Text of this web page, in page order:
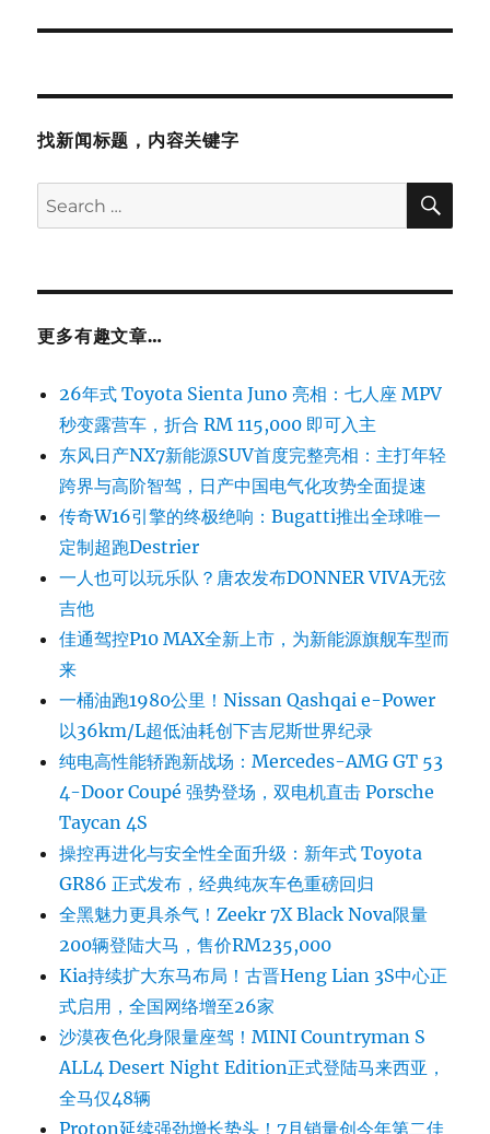
找新闻标题，内容关键字
Search
for:
更多有趣文章…
26年式 Toyota Sienta Juno 亮相：七人座 MPV
秒变露营车，折合 RM 115,000 即可入主
东风日产NX7新能源SUV首度完整亮相：主打年轻
跨界与高阶智驾，日产中国电气化攻势全面提速
传奇W16引擎的终极绝响：Bugatti推出全球唯一
定制超跑Destrier
一人也可以玩乐队？唐农发布DONNER VIVA无弦
吉他
佳通驾控P10 MAX全新上市，为新能源旗舰车型而
来
一桶油跑1980公里！Nissan Qashqai e-Power
以36km/L超低油耗创下吉尼斯世界纪录
纯电高性能轿跑新战场：Mercedes-AMG GT 53
4-Door Coupé 强势登场，双电机直击 Porsche
Taycan 4S
操控再进化与安全性全面升级：新年式 Toyota
GR86 正式发布，经典纯灰车色重磅回归
全黑魅力更具杀气！Zeekr 7X Black Nova限量
200辆登陆大马，售价RM235,000
Kia持续扩大东马布局！古晋Heng Lian 3S中心正
式启用，全国网络增至26家
沙漠夜色化身限量座驾！MINI Countryman S
ALL4 Desert Night Edition正式登陆马来西亚，
全马仅48辆
Proton延续强劲增长势头！7月销量创今年第二佳